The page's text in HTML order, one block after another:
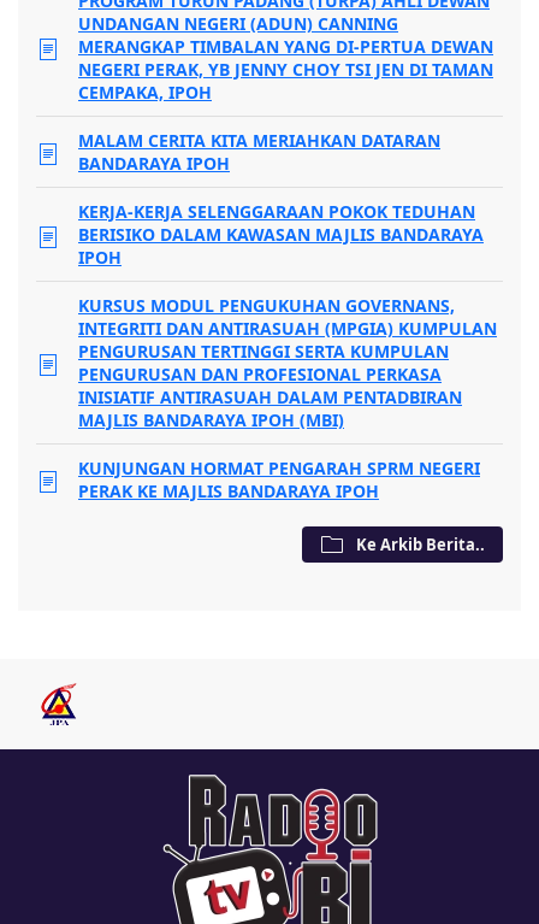
UNDANGAN NEGERI (ADUN) CANNING
MERANGKAP TIMBALAN YANG DI-PERTUA DEWAN
NEGERI PERAK, YB JENNY CHOY TSI JEN DI TAMAN
CEMPAKA, IPOH
MALAM CERITA KITA MERIAHKAN DATARAN
BANDARAYA IPOH
KERJA-KERJA SELENGGARAAN POKOK TEDUHAN
BERISIKO DALAM KAWASAN MAJLIS BANDARAYA
IPOH
KURSUS MODUL PENGUKUHAN GOVERNANS,
INTEGRITI DAN ANTIRASUAH (MPGIA) KUMPULAN
PENGURUSAN TERTINGGI SERTA KUMPULAN
PENGURUSAN DAN PROFESIONAL PERKASA
INISIATIF ANTIRASUAH DALAM PENTADBIRAN
MAJLIS BANDARAYA IPOH (MBI)
KUNJUNGAN HORMAT PENGARAH SPRM NEGERI
PERAK KE MAJLIS BANDARAYA IPOH
Ke Arkib Berita..